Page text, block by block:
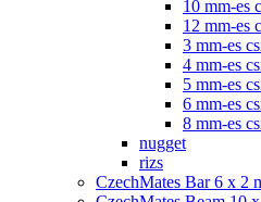
10 mm-es
12 mm-es
3 mm-es
4 mm-es
5 mm-es
6 mm-es
8 mm-es
nugget
rizs
CzechMates Bar 6 x 2